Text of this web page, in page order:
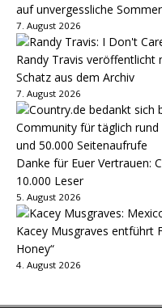
auf unvergessliche
7. August 2026
Randy Travis veröffentlicht
Schatz aus dem Archiv
7. August 2026
Danke für Euer Vertrauen:
10.000 Leser
5. August 2026
Kacey Musgraves entführt
Honey“
4. August 2026